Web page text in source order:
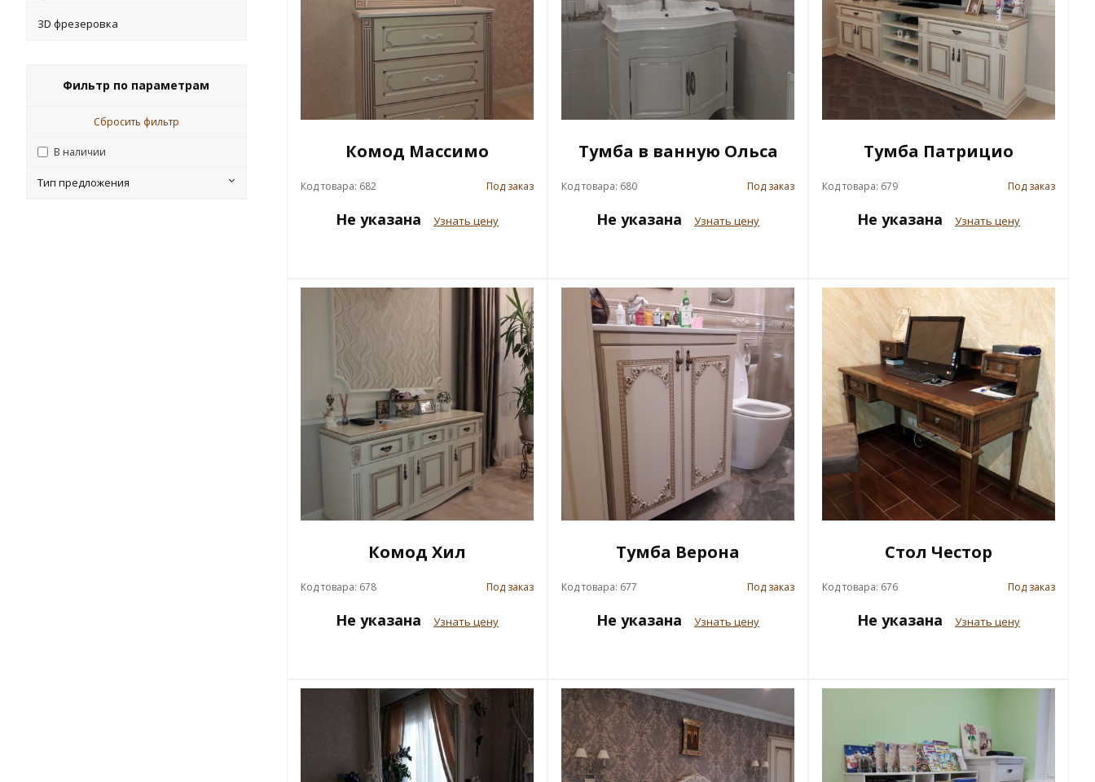
ЗD фрезеровка
Фильтр по параметрам
Сбросить фильтр
В наличии
Тип предложения
Комод Массимо
Код товара: 682 Под заказ
Не указана Узнать цену
Тумба в ванную Ольса
Код товара: 680 Под заказ
Не указана Узнать цену
Тумба Патрицио
Код товара: 679 Под заказ
Не указана Узнать цену
Комод Хил
Код товара: 678 Под заказ
Не указана Узнать цену
Тумба Верона
Код товара: 677 Под заказ
Не указана Узнать цену
Стол Честор
Код товара: 676 Под заказ
Не указана Узнать цену